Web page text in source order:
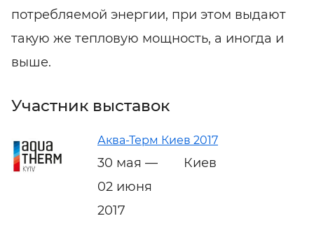
потребляемой энергии, при этом выдают
такую же тепловую мощность, а иногда и
выше.
Участник выставок
Аква-Терм Киев 2017
30 мая —
02 июня
2017
Киев